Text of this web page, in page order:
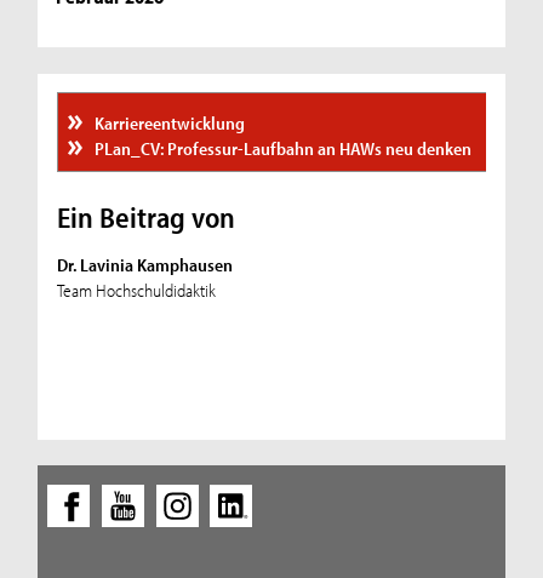
Karriereentwicklung
PLan_CV: Professur-Laufbahn an HAWs neu denken
Ein Beitrag von
Dr. Lavinia Kamphausen
Team Hochschuldidaktik